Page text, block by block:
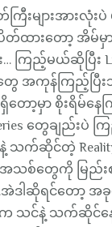
းများအားလုံးပဲ မ
တ်ထားတော့ အိမ်
း… ကြည့်မယ်ဆိုပြီး
တွေ အကုန်ကြည့်ပြီး
တော့မှာ စိုးရိမ်နေက
တွေချည်းပဲ က
က်ဆိုင်တဲ့ Reality
အသစ်တွေကို မြည်
အဲဒါဆိုရင်တော့ အခု
က သင်နဲ့ သက်ဆိုင်န